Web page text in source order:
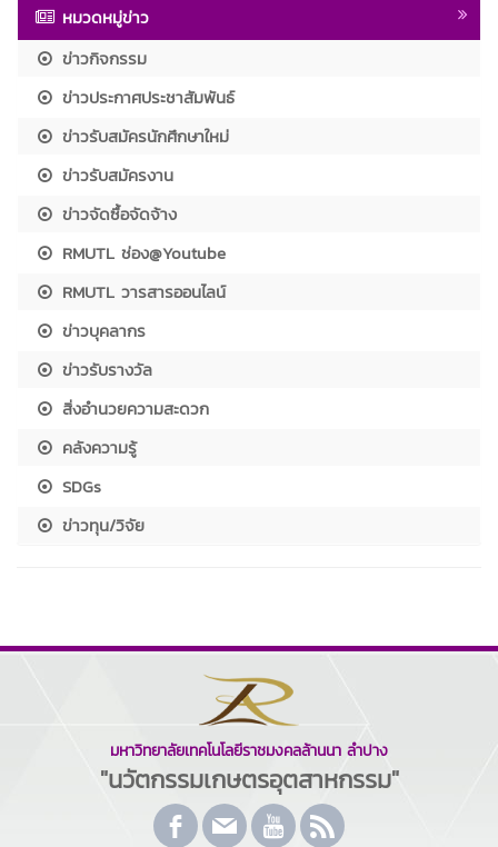
หมวดหมู่ข่าว
ข่าวกิจกรรม
ข่าวประกาศประชาสัมพันธ์
ข่าวรับสมัครนักศึกษาใหม่
ข่าวรับสมัครงาน
ข่าวจัดซื้อจัดจ้าง
RMUTL ช่อง@Youtube
RMUTL วารสารออนไลน์
ข่าวบุคลากร
ข่าวรับรางวัล
สิ่งอำนวยความสะดวก
คลังความรู้
SDGs
ข่าวทุน/วิจัย
มหาวิทยาลัยเทคโนโลยีราชมงคลล้านนา ลำปาง
"นวัตกรรมเกษตรอุตสาหกรรม"